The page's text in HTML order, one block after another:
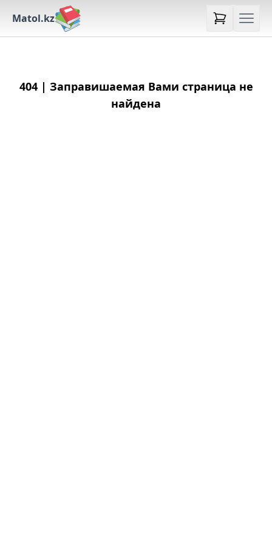
Matol.kz
404 | Заправишаемая Вами страница не
найдена